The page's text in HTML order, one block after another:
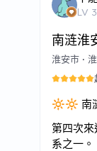
LV
南涟淮
淮安市 •
🔆🔆 南
第四次
系之一。